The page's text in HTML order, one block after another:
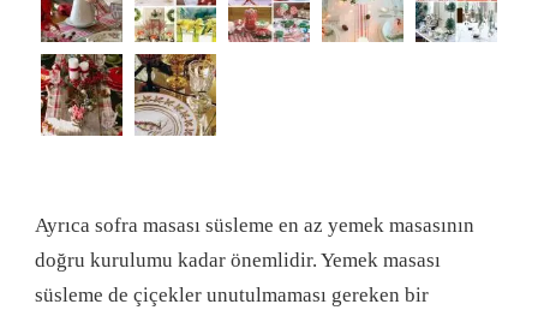
Ayrıca sofra masası süsleme en az yemek masasının
doğru kurulumu kadar önemlidir. Yemek masası
süsleme de çiçekler unutulmaması gereken bir